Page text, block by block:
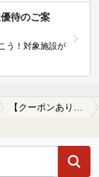
待のご案
う！対象施設が